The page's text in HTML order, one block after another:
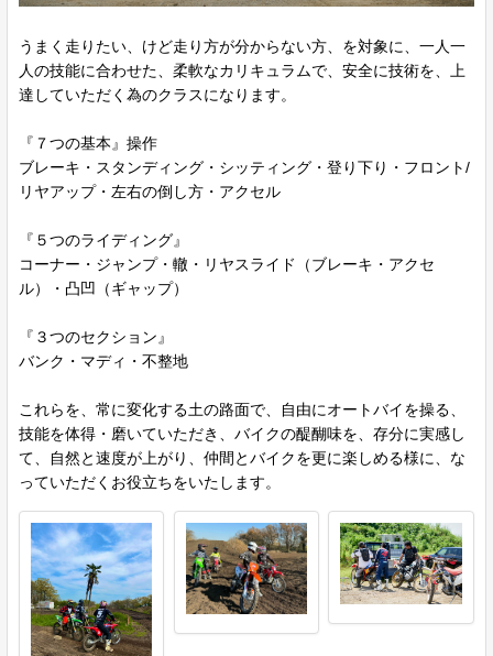
うまく走りたい、けど走り方が分からない方、を対象に、一人一
人の技能に合わせた、柔軟なカリキュラムで、安全に技術を、上
達していただく為のクラスになります。
『７つの基本』操作
ブレーキ・スタンディング・シッティング・登り下り・フロント/
リヤアップ・左右の倒し方・アクセル
『５つのライディング』
コーナー・ジャンプ・轍・リヤスライド（ブレーキ・アクセ
ル）・凸凹（ギャップ）
『３つのセクション』
バンク・マディ・不整地
これらを、常に変化する土の路面で、自由にオートバイを操る、
技能を体得・磨いていただき、バイクの醍醐味を、存分に実感し
て、自然と速度が上がり、仲間とバイクを更に楽しめる様に、な
っていただくお役立ちをいたします。